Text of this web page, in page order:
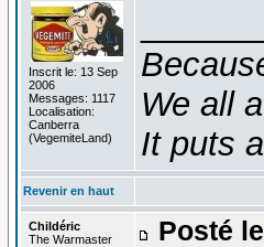
Inscrit le: 13 Sep
2006
Messages: 1117
Localisation:
Canberra
(VegemiteLand)
We all
It puts
Revenir en haut
Childéric
The Warmaster
Posté